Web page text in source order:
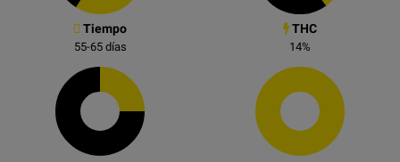
Tiempo
55-65días
THC
14%